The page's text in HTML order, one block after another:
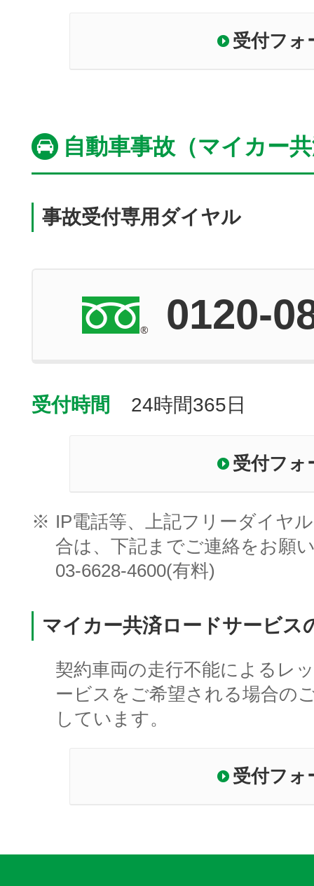
受付フォ
自動車事故（マイカー
事故受付専用ダイヤル
0120-
受付時間 24時間365日
受付フォ
※ IP電話等、上記フリーダイヤ
合は、下記までご連絡をお願
03-6628-4600(有料)
マイカー共済ロードサービス
契約車両の走行不能によるレ
ービスをご希望される場合の
しています。
受付フォ